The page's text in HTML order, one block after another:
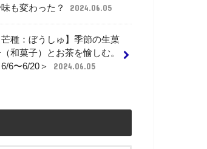
も変わった？
2024.06.05
芒種：ぼうしゅ】季節の生菓
和菓子）とお茶を愉しむ。
6/6〜6/20＞
2024.06.05